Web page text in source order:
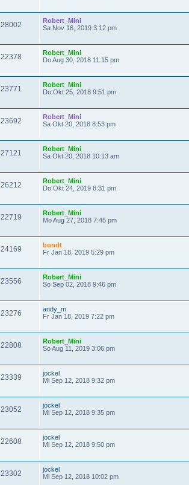
28002
Robert_Mini
Sa Nov 16, 2019 3:12 pm
22378
Robert_Mini
Do Aug 30, 2018 11:15 pm
23771
Robert_Mini
Do Okt 25, 2018 9:51 pm
23692
Robert_Mini
Sa Okt 20, 2018 8:53 pm
27121
Robert_Mini
Sa Okt 20, 2018 10:13 am
26212
Robert_Mini
Do Okt 24, 2019 8:31 pm
22719
Robert_Mini
Mo Aug 27, 2018 7:45 pm
24169
bondt
Fr Jan 18, 2019 5:29 pm
23556
Robert_Mini
So Sep 02, 2018 9:46 pm
23276
andy_m
Fr Jan 18, 2019 7:22 pm
22808
Robert_Mini
So Aug 11, 2019 3:06 pm
23339
jockel
Mi Sep 12, 2018 9:32 pm
23052
jockel
Mi Sep 12, 2018 9:35 pm
22608
jockel
Mi Sep 12, 2018 9:50 pm
23302
jockel
Mi Sep 12, 2018 10:02 pm